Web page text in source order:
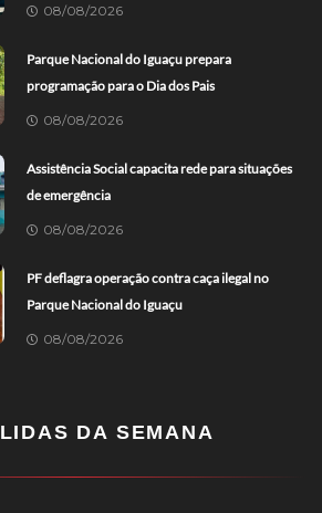
08/08/2026
Parque Nacional do Iguaçu prepara
programação para o Dia dos Pais
08/08/2026
Assistência Social capacita rede para situações
de emergência
08/08/2026
PF deflagra operação contra caça ilegal no
Parque Nacional do Iguaçu
08/08/2026
DA SEMANA